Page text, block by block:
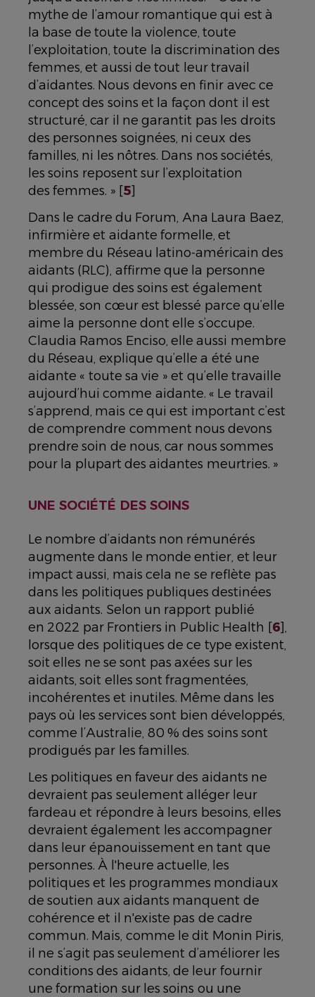
mythe de l’amour romantique qui est à
la base de toute la violence, toute
l’exploitation, toute la discrimination des
femmes, et aussi de tout leur travail
d’aidantes. Nous devons en finir avec ce
concept des soins et la façon dont il est
structuré, car il ne garantit pas les droits
des personnes soignées, ni ceux des
familles, ni les nôtres. Dans nos sociétés,
les soins reposent sur l’exploitation
des femmes. » [5]
Dans le cadre du Forum, Ana Laura Baez,
infirmière et aidante formelle, et
membre du Réseau latino-américain des
aidants (RLC), affirme que la personne
qui prodigue des soins est également
blessée, son cœur est blessé parce qu’elle
aime la personne dont elle s’occupe.
Claudia Ramos Enciso, elle aussi membre
du Réseau, explique qu’elle a été une
aidante « toute sa vie » et qu’elle travaille
aujourd’hui comme aidante. « Le travail
s’apprend, mais ce qui est important c’est
de comprendre comment nous devons
prendre soin de nous, car nous sommes
pour la plupart des aidantes meurtries. »
UNE SOCIÉTÉ DES SOINS
Le nombre d’aidants non rémunérés
augmente dans le monde entier, et leur
impact aussi, mais cela ne se reflète pas
dans les politiques publiques destinées
aux aidants. Selon un rapport publié
en 2022 par Frontiers in Public Health [6],
lorsque des politiques de ce type existent,
soit elles ne se sont pas axées sur les
aidants, soit elles sont fragmentées,
incohérentes et inutiles. Même dans les
pays où les services sont bien développés,
comme l’Australie, 80 % des soins sont
prodigués par les familles.
Les politiques en faveur des aidants ne
devraient pas seulement alléger leur
fardeau et répondre à leurs besoins, elles
devraient également les accompagner
dans leur épanouissement en tant que
personnes. À l'heure actuelle, les
politiques et les programmes mondiaux
de soutien aux aidants manquent de
cohérence et il n'existe pas de cadre
commun. Mais, comme le dit Monin Piris,
il ne s’agit pas seulement d’améliorer les
conditions des aidants, de leur fournir
une formation sur les soins ou une